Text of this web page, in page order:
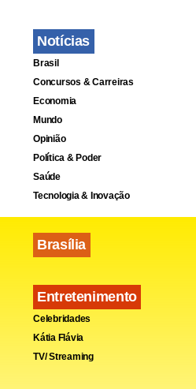
Notícias
Brasil
Concursos & Carreiras
Economia
Mundo
Opinião
Política & Poder
Saúde
Tecnologia & Inovação
Brasília
Entretenimento
Celebridades
Kátia Flávia
TV/ Streaming